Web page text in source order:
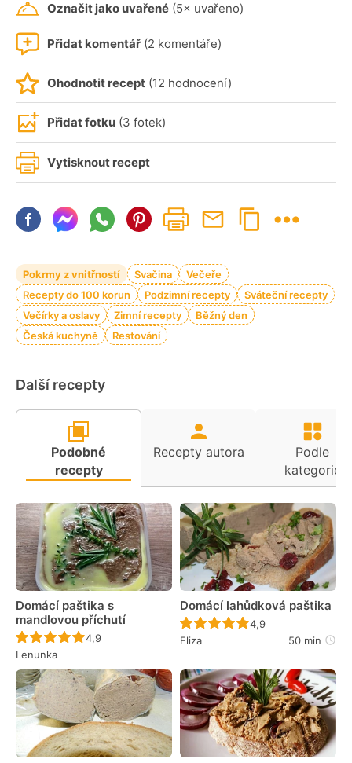
Označit jako uvařené (5× uvařeno)
Přidat komentář (2 komentáře)
Ohodnotit recept (12 hodnocení)
Přidat fotku (3 fotek)
Vytisknout recept
Pokrmy z vnitřností Svačina
Večeře
Recepty do 100 korun
Podzimní recepty
Sváteční recepty
Večírky a oslavy
Zimní recepty
Běžný den
Česká kuchyně
Restování
Další recepty
Podobné
recepty
Recepty autora
Podle
kategorie
Domácí paštika s
mandlovou příchutí
Recept ještě nebyl hodnocen
4,9
Lenunka
Domácí lahůdková paštika
Recept ještě nebyl
4,9
Eliza
50 min